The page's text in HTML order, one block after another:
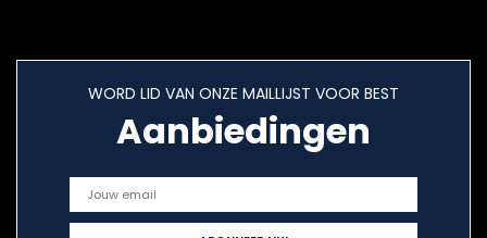
WORD LID VAN ONZE MAILLIJST VOOR BEST
Aanbiedingen